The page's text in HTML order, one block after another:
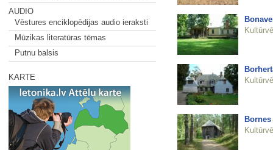
AUDIO
Vēstures enciklopēdijas audio ieraksti
Mūzikas literatūras tēmas
Putnu balsis
KARTE